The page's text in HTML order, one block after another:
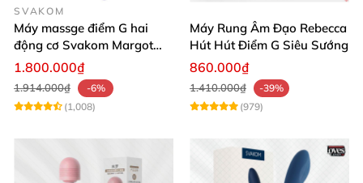
SVAKOM
Máy massge điểm G hai
động cơ Svakom Margot
điều khiển qua app
1.800.000₫
1.914.000₫
-6%
(1,008)
Máy Rung Âm Đạo Rebecca
Hút Hút Điểm G Siêu Sướng
860.000₫
1.410.000₫
-39%
(979)